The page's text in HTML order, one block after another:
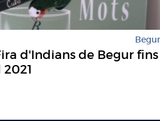
Begur
d'Indians de Begur fins